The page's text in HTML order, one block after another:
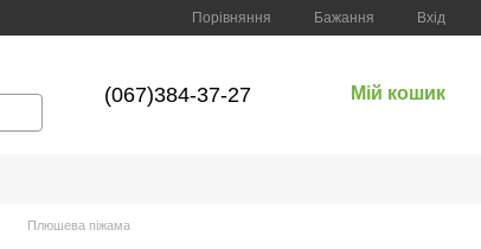
Порівняння Бажання Вхід
(067)384-37-27 Мій кошик
Плюшева піжама